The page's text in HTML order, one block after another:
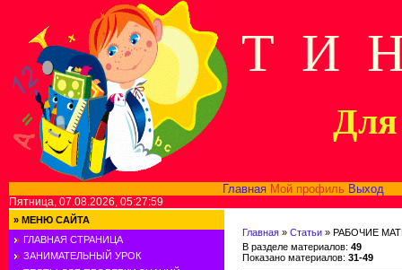
Т И
Для
Главная Мой профиль Выход
Пятница, 07.08.2026, 05:27:59
» МЕНЮ САЙТА
ГЛАВНАЯ СТРАНИЦА
ЗАНИМАТЕЛЬНЫЙ УРОК
Главная » Статьи » РАБОЧИЕ
В разделе материалов: 49
Показано материалов: 31-49